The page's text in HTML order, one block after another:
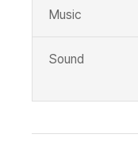
Music
Sound